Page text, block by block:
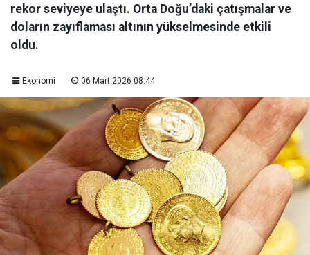
rekor seviyeye ulaştı. Orta Doğu’daki çatışmalar ve
doların zayıflaması altının yükselmesinde etkili
oldu.
Ekonomi 06 Mart 2026 08:44